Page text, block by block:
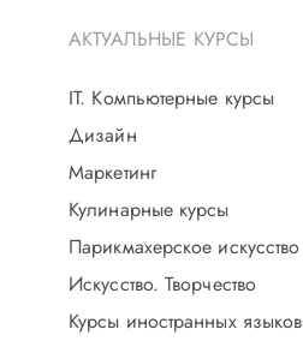
АКТУАЛЬНЫЕ КУРСЫ
IT. Компьютерные курсы
Дизайн
Маркетинг
Кулинарные курсы
Парикмахерское искусство
Искусство. Творчество
Курсы иностранных языков